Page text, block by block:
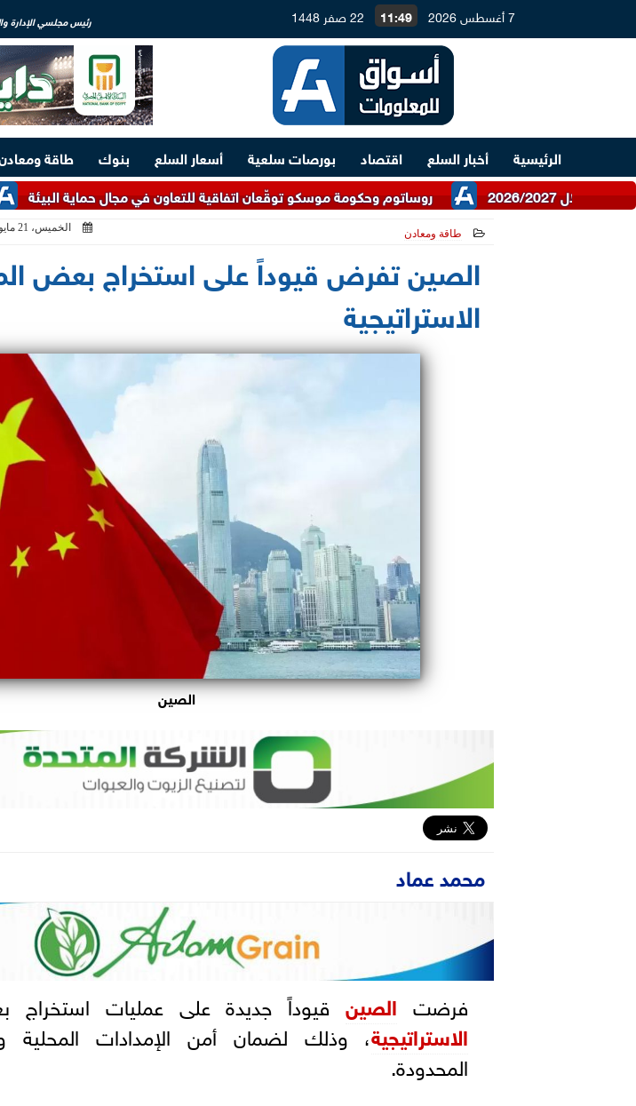
7 أغسطس 2026 11:49 22 صفر 1448 رئيس مجلسي الإدارة
الرئيسية أخبار السلع اقتصاد بورصات سلعية أسعار السلع بنوك طاقة
وزير روساتوم وحكومة موسكو توقّعان اتفاقية للتعاون في مجال حماية البيئة
طاقة ومعادن الخميس، 21 مايو 2026
الصين تفرض قيوداً على استخراج بعض
الاستراتيجية
الصين
محمد عماد
فرضت الصينقيوداً جديدة على عمليات استخراج
الاستراتيجية، وذلك لضمان أمن الإمدادات المحلية
المحدودة.